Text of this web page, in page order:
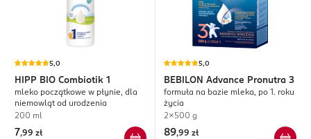
5,0
HIPP BIO Combiotik 1
mleko początkowe w płynie, dla
niemowląt od urodzenia
200 ml
7,99 zł
5,0
BEBILON Advance Pronutra 3
formuła na bazie mleka, po 1. roku
życia
2x500 g
89,99 zł